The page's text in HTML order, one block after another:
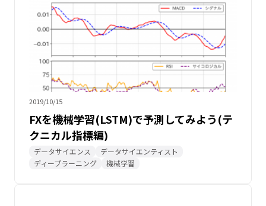
2019/10/15
FXを機械学習(LSTM)で予測してみよう(テ
クニカル指標編)
データサイエンス
データサイエンティスト
ディープラーニング
機械学習